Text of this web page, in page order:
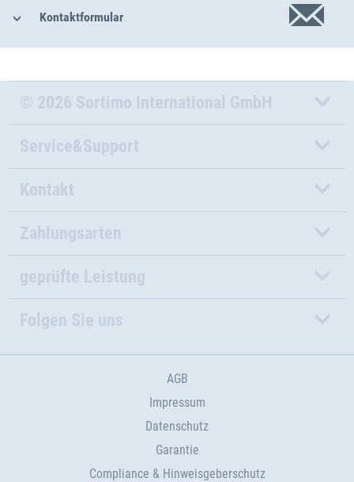
Kontaktformular
© 2026 Sortimo International GmbH
Service&Support
Kontakt
Zahlungsarten
geprüfte Leistung
Folgen Sie uns
AGB
Impressum
Datenschutz
Garantie
Compliance & Hinweisgeberschutz